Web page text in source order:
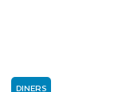
DINERS